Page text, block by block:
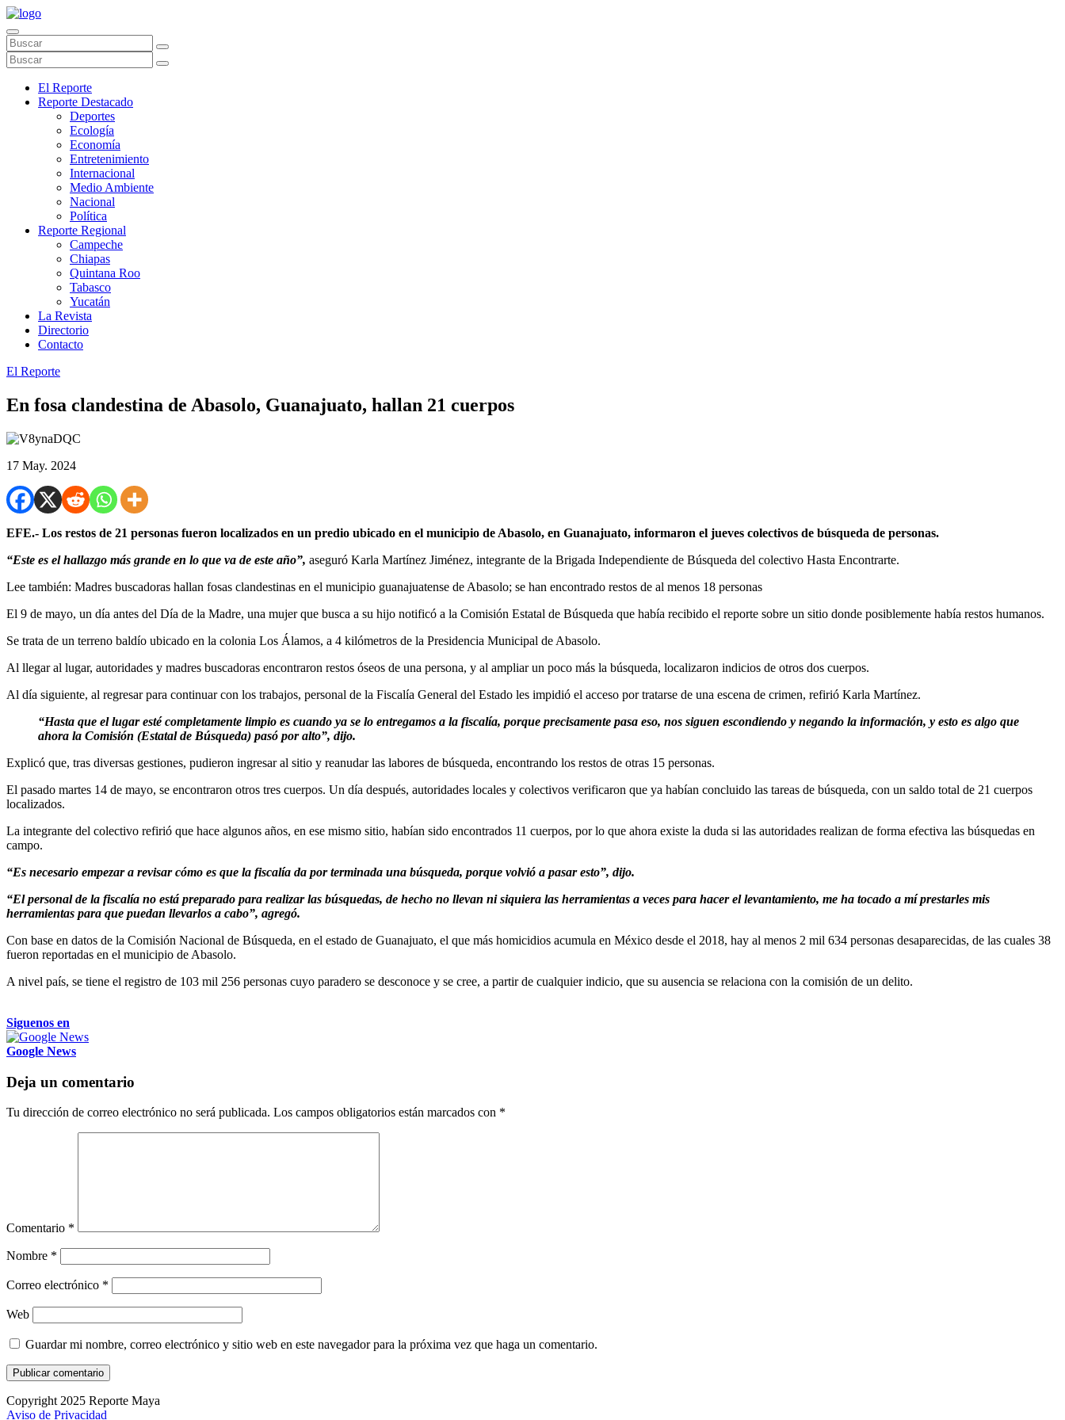
El Reporte
Reporte Destacado
Deportes
Ecología
Economía
Entretenimiento
Internacional
Medio Ambiente
Nacional
Política
Reporte Regional
Campeche
Chiapas
Quintana Roo
Tabasco
Yucatán
La Revista
Directorio
Contacto
El Reporte
En fosa clandestina de Abasolo, Guanajuato, hallan 21 cuerpos
17 May. 2024
EFE.- Los restos de 21 personas fueron localizados en un predio ubicado en el municipio de Abasolo, en Guanajuato, informaron el jueves colectivos de búsqueda de personas.
“Este es el hallazgo más grande en lo que va de este año”, aseguró Karla Martínez Jiménez, integrante de la Brigada Independiente de Búsqueda del colectivo Hasta Encontrarte.
Lee también: Madres buscadoras hallan fosas clandestinas en el municipio guanajuatense de Abasolo; se han encontrado restos de al menos 18 personas
El 9 de mayo, un día antes del Día de la Madre, una mujer que busca a su hijo notificó a la Comisión Estatal de Búsqueda que había recibido el reporte sobre un sitio donde posiblemente había restos humanos.
Se trata de un terreno baldío ubicado en la colonia Los Álamos, a 4 kilómetros de la Presidencia Municipal de Abasolo.
Al llegar al lugar, autoridades y madres buscadoras encontraron restos óseos de una persona, y al ampliar un poco más la búsqueda, localizaron indicios de otros dos cuerpos.
Al día siguiente, al regresar para continuar con los trabajos, personal de la Fiscalía General del Estado les impidió el acceso por tratarse de una escena de crimen, refirió Karla Martínez.
“Hasta que el lugar esté completamente limpio es cuando ya se lo entregamos a la fiscalía, porque precisamente pasa eso, nos siguen escondiendo y negando la información, y esto es algo que
ahora la Comisión (Estatal de Búsqueda) pasó por alto”, dijo.
Explicó que, tras diversas gestiones, pudieron ingresar al sitio y reanudar las labores de búsqueda, encontrando los restos de otras 15 personas.
El pasado martes 14 de mayo, se encontraron otros tres cuerpos. Un día después, autoridades locales y colectivos verificaron que ya habían concluido las tareas de búsqueda, con un saldo total de 21 cuerpos
localizados.
La integrante del colectivo refirió que hace algunos años, en ese mismo sitio, habían sido encontrados 11 cuerpos, por lo que ahora existe la duda si las autoridades realizan de forma efectiva las búsquedas en
campo.
“Es necesario empezar a revisar cómo es que la fiscalía da por terminada una búsqueda, porque volvió a pasar esto”, dijo.
“El personal de la fiscalía no está preparado para realizar las búsquedas, de hecho no llevan ni siquiera las herramientas a veces para hacer el levantamiento, me ha tocado a mí prestarles mis
herramientas para que puedan llevarlos a cabo”, agregó.
Con base en datos de la Comisión Nacional de Búsqueda, en el estado de Guanajuato, el que más homicidios acumula en México desde el 2018, hay al menos 2 mil 634 personas desaparecidas, de las cuales 38
fueron reportadas en el municipio de Abasolo.
A nivel país, se tiene el registro de 103 mil 256 personas cuyo paradero se desconoce y se cree, a partir de cualquier indicio, que su ausencia se relaciona con la comisión de un delito.
Siguenos en
Google News
Deja un comentario
Tu dirección de correo electrónico no será publicada. Los campos obligatorios están marcados con *
Comentario *
Nombre *
Correo electrónico *
Web
Guardar mi nombre, correo electrónico y sitio web en este navegador para la próxima vez que haga un comentario.
Copyright 2025 Reporte Maya
Aviso de Privacidad